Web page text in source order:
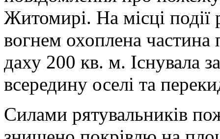
Житомирі. На місці
вогнем охоплена частина
даху 200 кв. м. Існувала
всередину оселі та
Силами рятувальників